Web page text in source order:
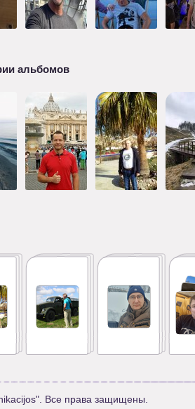
альбомов
Все права защищены.